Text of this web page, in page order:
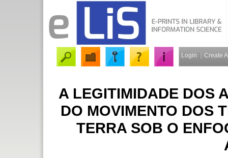
Login Create
A LEGITIMIDADE DOS
DO MOVIMENTO DOS
TERRA SOB O